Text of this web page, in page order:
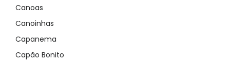
Canoas
Canoinhas
Capanema
Capão Bonito